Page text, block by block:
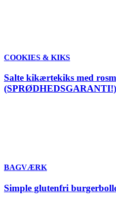
COOKIES & KIKS
Salte kikærtekiks med
(SPRØDHEDSGARANTI!)
BAGVÆRK
Simple glutenfri